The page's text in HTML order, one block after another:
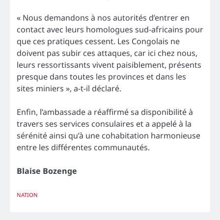
« Nous demandons à nos autorités d’entrer en
contact avec leurs homologues sud-africains pour
que ces pratiques cessent. Les Congolais ne
doivent pas subir ces attaques, car ici chez nous,
leurs ressortissants vivent paisiblement, présents
presque dans toutes les provinces et dans les
sites miniers », a-t-il déclaré.
Enfin, l’ambassade a réaffirmé sa disponibilité à
travers ses services consulaires et a appelé à la
sérénité ainsi qu’à une cohabitation harmonieuse
entre les différentes communautés.
Blaise Bozenge
NATION